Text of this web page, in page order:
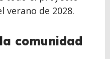
verano de 2028.
comunidad